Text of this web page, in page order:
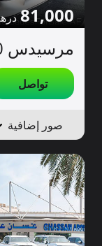
81,000
مرسيدس C300 للبيع
تواصل
صور إضافية